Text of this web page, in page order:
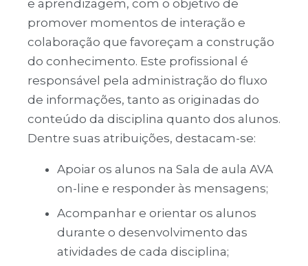
e aprendizagem, com o objetivo de
promover momentos de interação e
colaboração que favoreçam a construção
do conhecimento. Este profissional é
responsável pela administração do fluxo
de informações, tanto as originadas do
conteúdo da disciplina quanto dos alunos.
Dentre suas atribuições, destacam-se:
Apoiar os alunos na Sala de aula AVA
on-line e responder às mensagens;
Acompanhar e orientar os alunos
durante o desenvolvimento das
atividades de cada disciplina;